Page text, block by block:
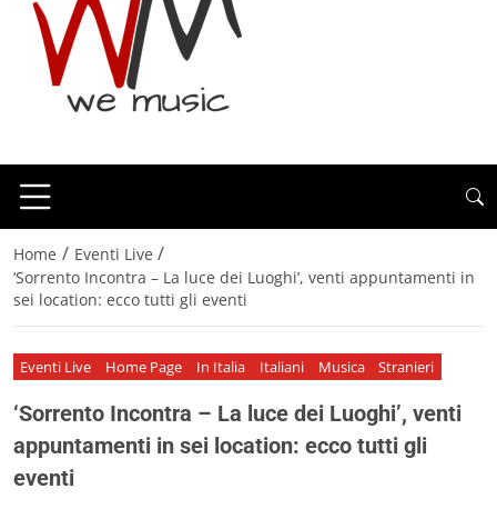
Home / Eventi Live /
‘Sorrento Incontra – La luce dei Luoghi’, venti appuntamenti in
sei location: ecco tutti gli eventi
Eventi Live Home Page In Italia Italiani Musica Stranieri
‘Sorrento Incontra – La luce dei Luoghi’, venti
appuntamenti in sei location: ecco tutti gli
eventi